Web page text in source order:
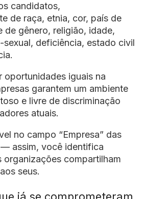
candidatos,
de raça, etnia, cor, país de
de gênero, religião, idade,
deficiência, estado civil
oportunidades iguais na
garantem um ambiente
e livre de discriminação
atuais.
no campo “Empresa” das
assim, você identifica
organizações compartilham
seus.